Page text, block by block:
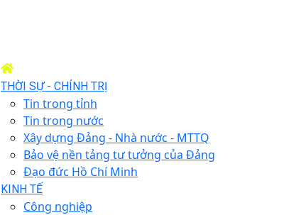
THỜI SỰ - CHÍNH TRỊ
Tin trong tỉnh
Tin trong nước
Xây dựng Đảng - Nhà nước - MTTQ
Bảo vệ nền tảng tư tưởng của Đảng
Đạo đức Hồ Chí Minh
KINH TẾ
Công nghiệp